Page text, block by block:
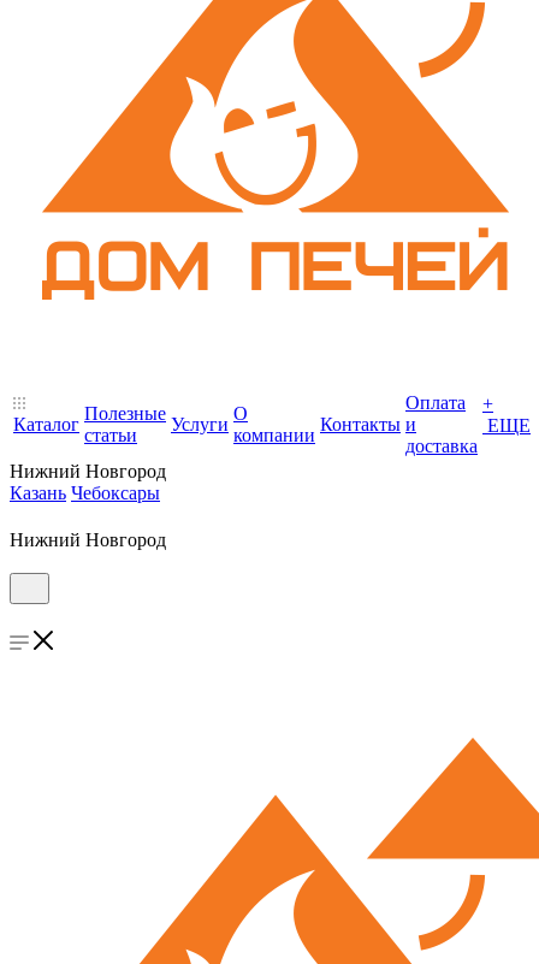
Каталог
Полезные
статьи
Услуги
О
компании
Контакты
Оплата
и
доставка
+
ЕЩЕ
Нижний Новгород
Казань Чебоксары
Нижний Новгород